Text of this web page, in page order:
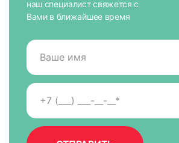
наш специалист свяжется с
Вами в ближайшее время